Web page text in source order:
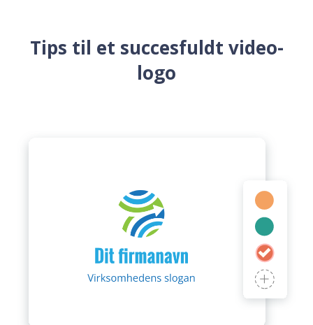
Tips til et succesfuldt video-
logo